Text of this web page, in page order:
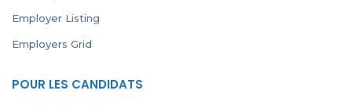
Employer Listing
Employers Grid
POUR LES CANDIDATS